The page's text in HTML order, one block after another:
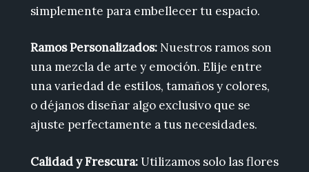
simplemente para embellecer tu espacio.
Ramos Personalizados:Nuestros ramos son
una mezcla de arte y emoción. Elije entre
una variedad de estilos, tamaños y colores,
o déjanos diseñar algo exclusivo que se
ajuste perfectamente a tus necesidades.
Calidad y Frescura:Utilizamos solo las flores